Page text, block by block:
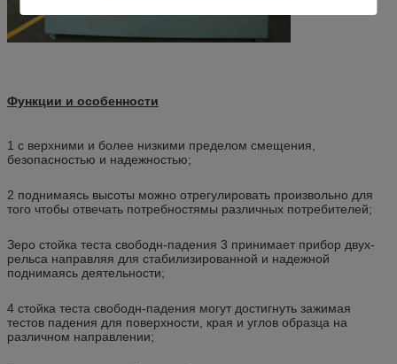
Функции и особенности
1 с верхними и более низкими пределом смещения,
безопасностью и надежностью;
2 поднимаясь высоты можно отрегулировать произвольно для
того чтобы отвечать потребностямы различных потребителей;
Зеро стойка теста свободн-падения 3 принимает прибор двух-
рельса направляя для стабилизированной и надежной
поднимаясь деятельности;
4 стойка теста свободн-падения могут достигнуть зажимая
тестов падения для поверхности, края и углов образца на
различном направлении;